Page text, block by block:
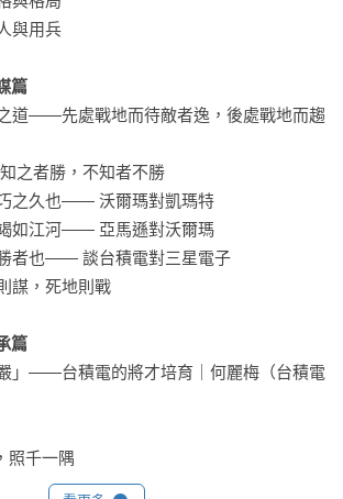
用人與用兵
篇
道——先處戰地而待敵者逸，後處戰地而趨
之者勝，不知者不勝
之久也—— 沃爾瑪對凱瑪特
如江河—— 亞馬遜對沃爾瑪
者也—— 談台積電對三星電子
謀，死地則戰
篇
」——台積電的將才培育｜何麗梅（台積電
照千一隅